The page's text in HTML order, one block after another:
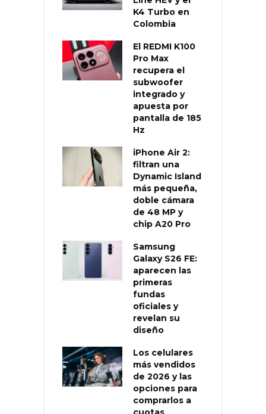
K4 Turbo en
Colombia
El REDMI K100
Pro Max
recupera el
subwoofer
integrado y
apuesta por
pantalla de 185
Hz
iPhone Air 2:
filtran una
Dynamic Island
más pequeña,
doble cámara
de 48 MP y
chip A20 Pro
Samsung
Galaxy S26 FE:
aparecen las
primeras
fundas
oficiales y
revelan su
diseño
Los celulares
más vendidos
de 2026 y las
opciones para
comprarlos a